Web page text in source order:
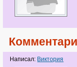
Написал: Виктория